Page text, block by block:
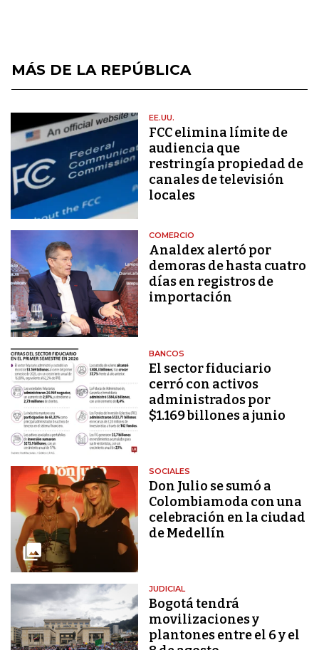
MÁS DE LA REPÚBLICA
EE.UU.
FCC elimina límite de
audiencia que
restringía propiedad de
canales de televisión
locales
COMERCIO
Analdex alertó por
demoras de hasta cuatro
días en registros de
importación
BANCOS
El sector fiduciario
cerró con activos
administrados por
$1.169 billones a junio
SOCIALES
Don Julio se sumó a
Colombiamoda con una
celebración en la ciudad
de Medellín
JUDICIAL
Bogotá tendrá
movilizaciones y
plantones entre el 6 y el